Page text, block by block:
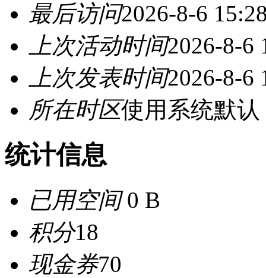
最后访问2026-8-6
上次活动时间2026-8-6
上次发表时间2026-8-6
所在时区使用系统默认
统计信息
已用空间0 B
积分18
现金券70